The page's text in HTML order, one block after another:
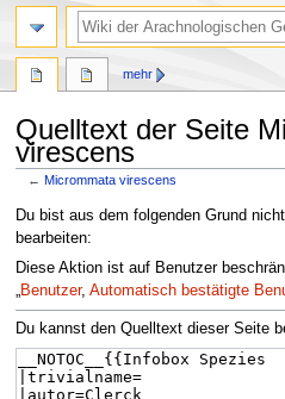
Quelltext der Seite
virescens
←Micrommata virescens
Zur
Navigation
springen
Zur
Suche
springen
Du bist aus dem folgenden Grund
bearbeiten:
Diese Aktion ist auf Benutzer
„Benutzer, Automatisch bestätigte
Du kannst den Quelltext dieser Seite
mehr